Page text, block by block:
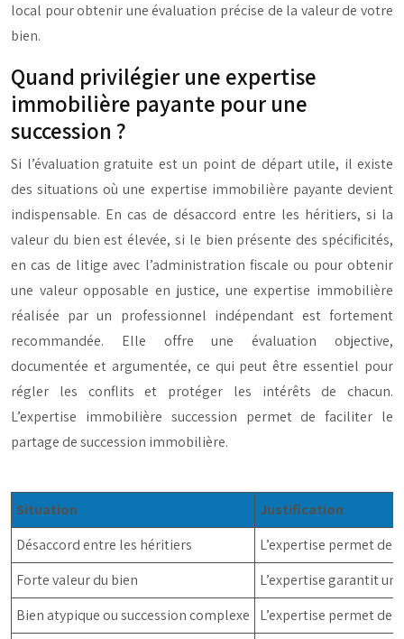
local pour obtenir une évaluation précise de la valeur de votre
bien.
Quand privilégier une expertise
immobilière payante pour une
succession ?
Si l’évaluation gratuite est un point de départ utile, il existe
des situations où une expertise immobilière payante devient
indispensable. En cas de désaccord entre les héritiers, si la
valeur du bien est élevée, si le bien présente des spécificités,
en cas de litige avec l’administration fiscale ou pour obtenir
une valeur opposable en justice, une expertise immobilière
réalisée par un professionnel indépendant est fortement
recommandée. Elle offre une évaluation objective,
documentée et argumentée, ce qui peut être essentiel pour
régler les conflits et protéger les intérêts de chacun.
L’expertise immobilière succession permet de faciliter le
partage de succession immobilière.
Situation
Justification
Désaccord entre les héritiers
L’expertise permet de
Forte valeur du bien
L’expertise garantit
Bien atypique ou succession complexe
L’expertise permet de